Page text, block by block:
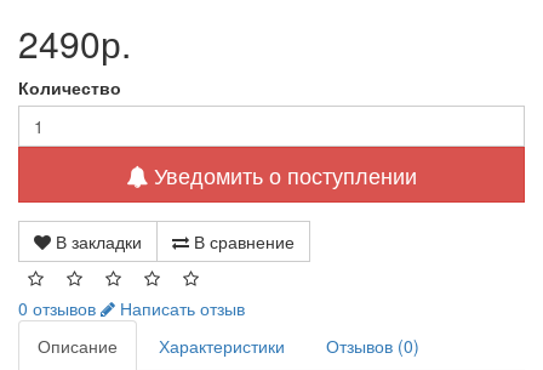
2490р.
Количество
Уведомить о поступлении
В закладки В сравнение
0 отзывов
Написать отзыв
Описание
Характеристики
Отзывов (0)